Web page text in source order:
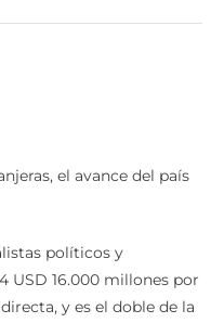
el avance del país
políticos y
USD 16.000 millones por
y es el doble de la